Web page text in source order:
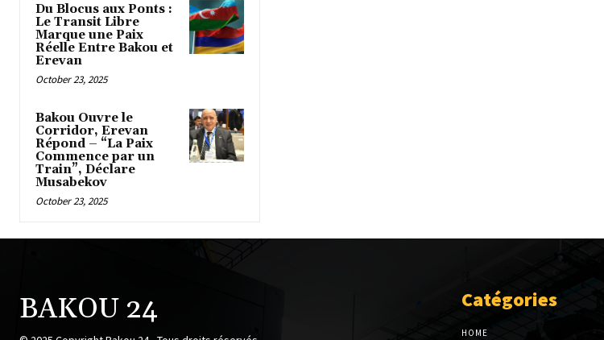
Du Blocus aux Ponts :
Le Transit Libre
Marque une Paix
Réelle Entre Bakou et
Erevan
October 23, 2025
Bakou Ouvre le
Corridor, Erevan
Répond – “La Paix
Commence par un
Train”, Déclare
Musabekov
October 23, 2025
BAKOU 24 Catégories
HOME